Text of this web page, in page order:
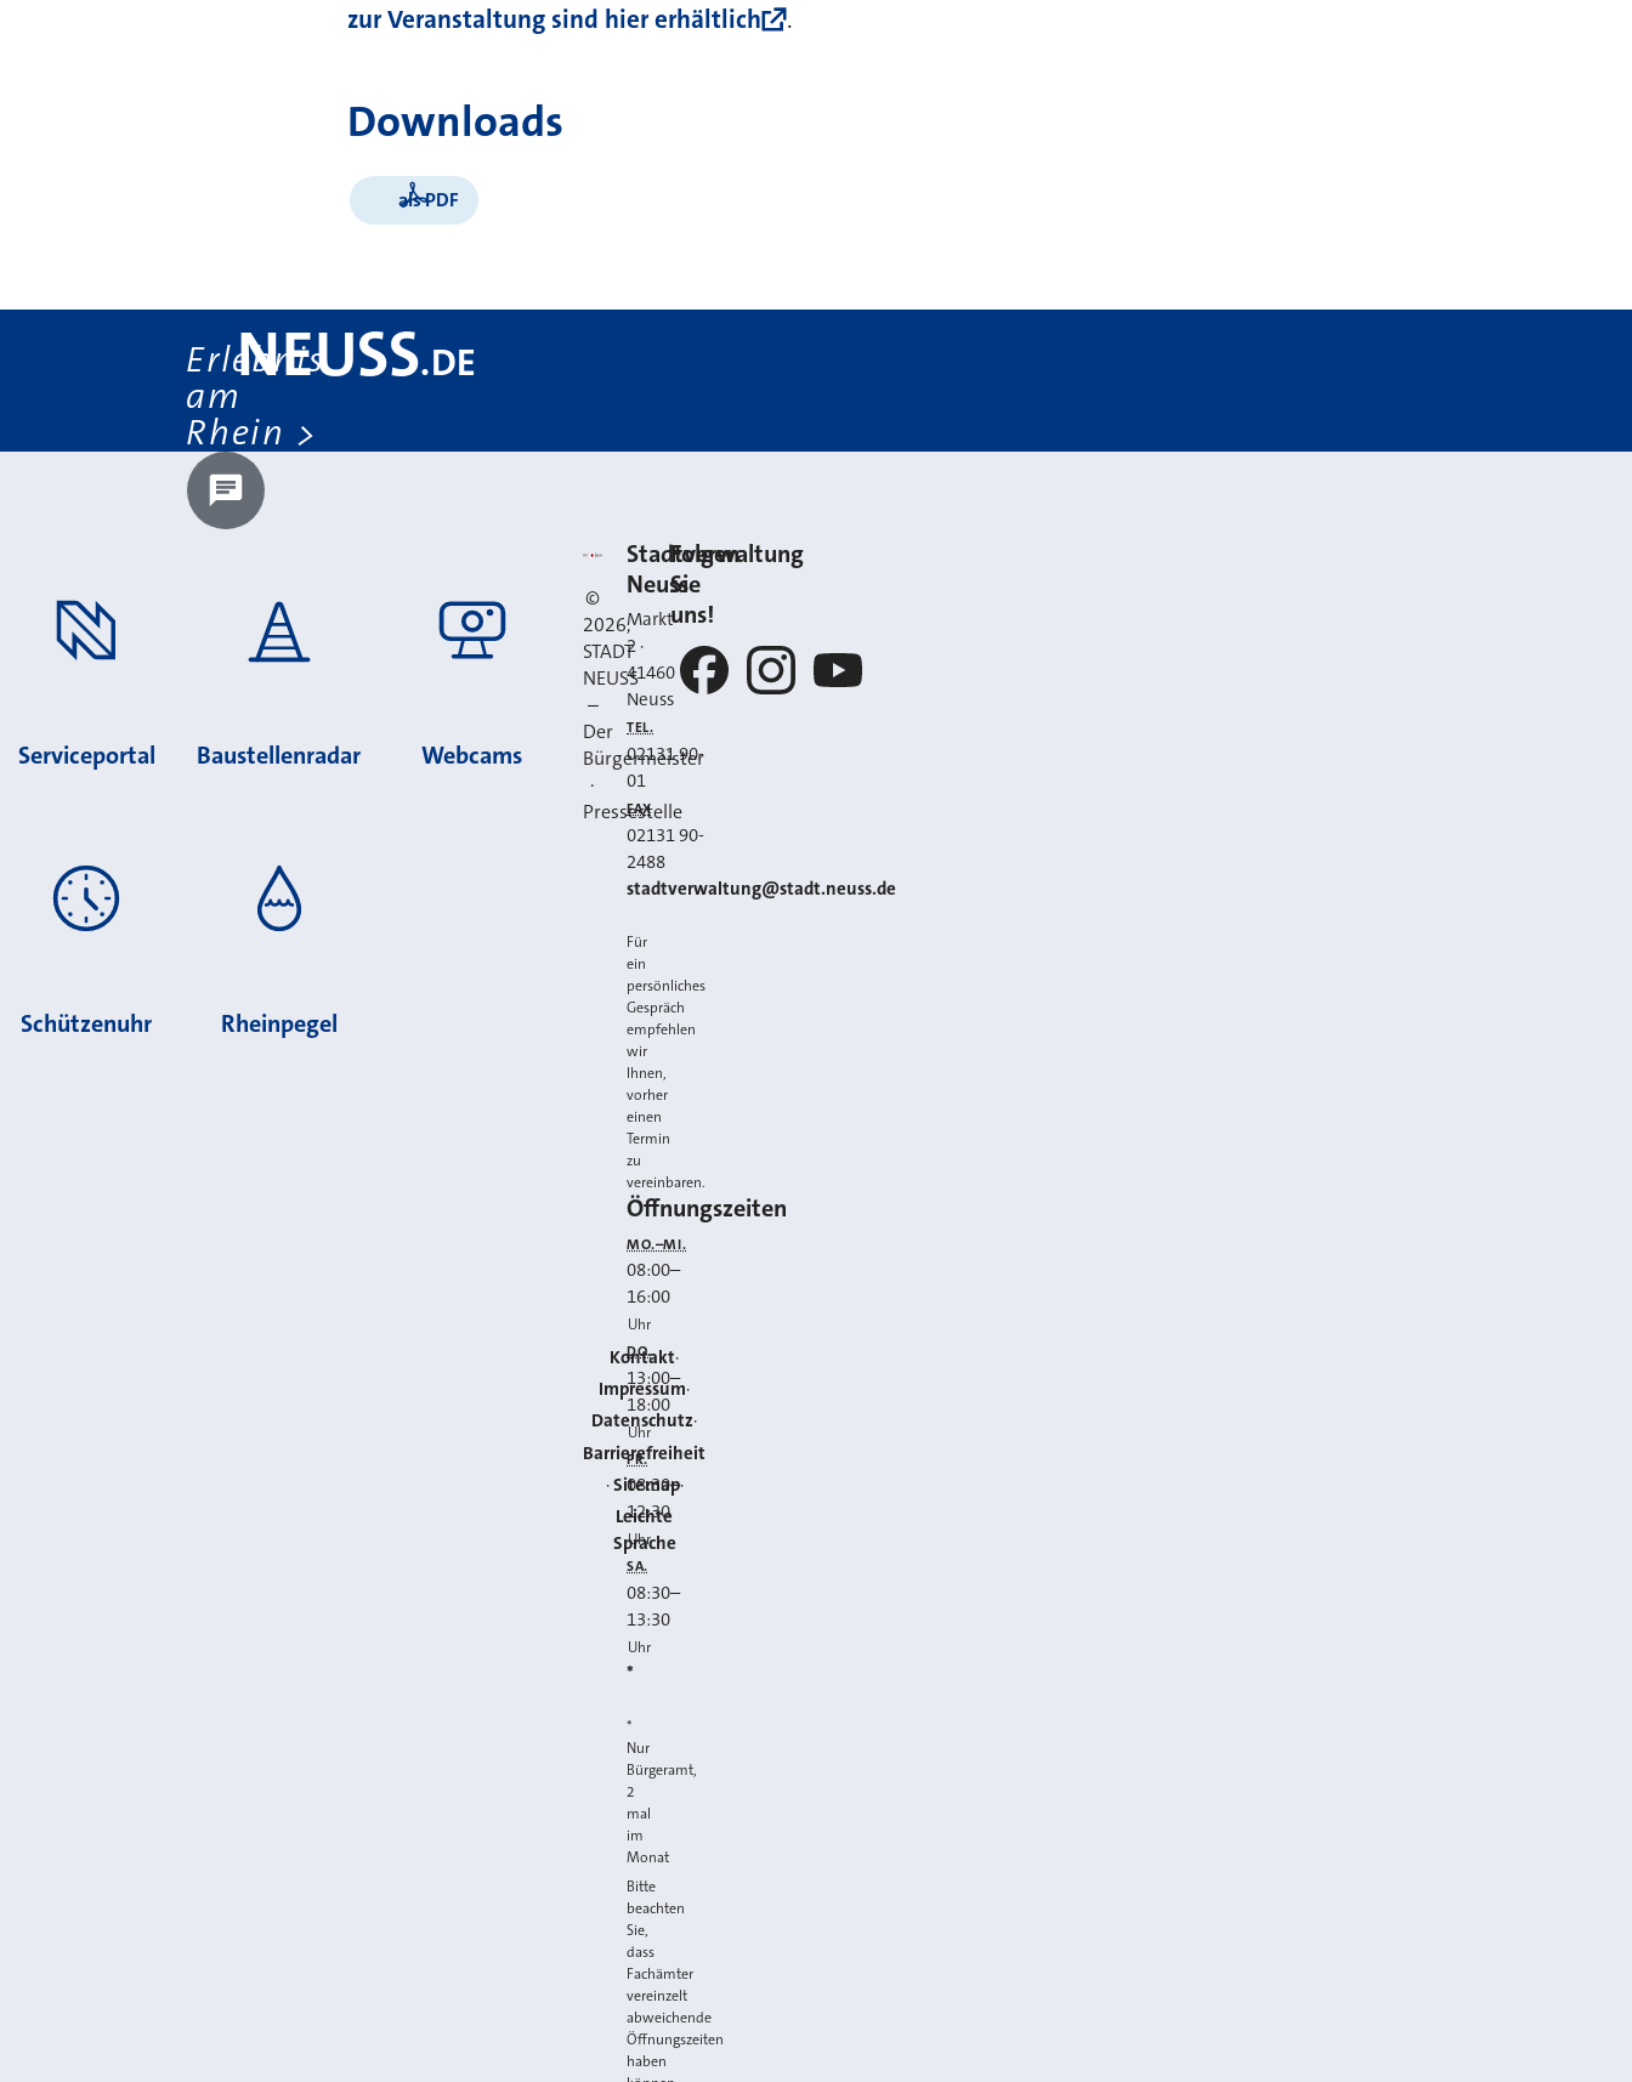
zur Veranstaltung sind hier erhältlich
.
Downloads
als PDF
Erlebnis
am
Rhein
NEUSS.DE
Chatbot laden?
Serviceportal Baustellenradar Webcams
Schützenuhr Rheinpegel
Stadt Neuss
©
2026,
STADT
NEUSS
–
Der
Bürgermeister
·
Pressestelle
Kontakt
Impressum
Datenschutz
Barrierefreiheit
Sitemap
Leichte
Sprache
Kontakt
Stadtverwaltung
Neuss
Markt
2 ·
41460
Neuss
TEL.
02131 90-
01
FAX
02131 90-
2488
E-MAIL
stadtverwaltung@stadt.neuss.de
Für
ein
persönliches
Gespräch
empfehlen
wir
Ihnen,
vorher
einen
Termin
zu
vereinbaren.
Öffnungszeiten
MO.–MI.
08:00–
16:00
Uhr
DO.
13:00–
18:00
Uhr
FR.
08:30–
12:30
Uhr
SA.
08:30–
13:30
Uhr
*
*
Nur
Bürgeramt,
2
mal
im
Monat
Bitte
beachten
Sie,
dass
Fachämter
vereinzelt
abweichende
Öffnungszeiten
haben
Folgen
Sie
uns!